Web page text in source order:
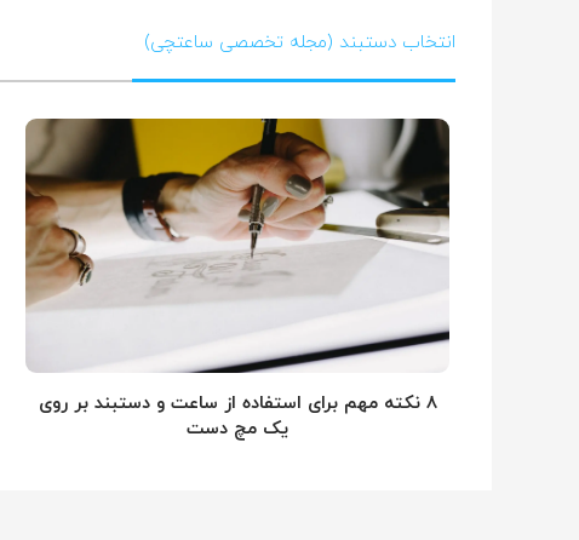
انتخاب دستبند (مجله تخصصی ساعتچی)
۸ نکته مهم برای استفاده از ساعت و دستبند بر روی
یک مچ دست